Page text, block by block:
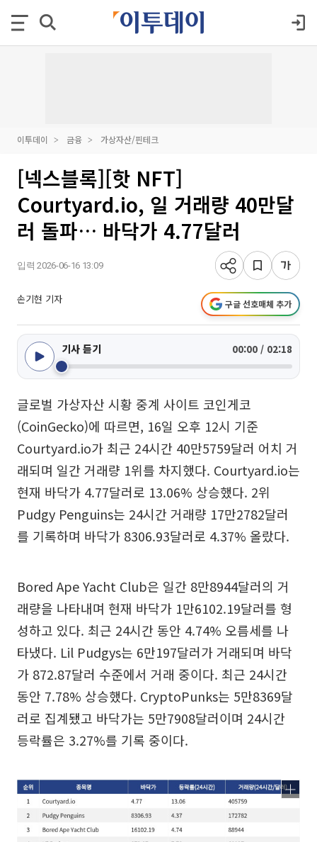
이투데이 금융 가상자산/핀테크
[넥스블록][핫 NFT]
Courtyard.io, 일 거래량 40만달
러 돌파… 바닥가 4.77달러
입력 2026-06-16 13:09
손기현 기자 구글 선호매체 추가
기사 듣기 00:00 / 02:18
글로벌 가상자산 시황 중계 사이트 코인게코
(CoinGecko)에 따르면, 16일 오후 12시 기준
Courtyard.io가 최근 24시간 40만5759달러 어치 거
래되며 일간 거래량 1위를 차지했다. Courtyard.io는
현재 바닥가 4.77달러로 13.06% 상승했다. 2위
Pudgy Penguins는 24시간 거래량 17만2782달러
를 기록하며 바닥가 8306.93달러로 4.37% 올랐다.
Bored Ape Yacht Club은 일간 8만8944달러의 거
래량을 나타내며 현재 바닥가 1만6102.19달러를 형
성하고 있다. 최근 24시간 동안 4.74% 오름세를 나
타냈다. Lil Pudgys는 6만197달러가 거래되며 바닥
가 872.87달러 수준에서 거래 중이다. 최근 24시간
동안 7.78% 상승했다. CryptoPunks는 5만8369달
러로 집계됐고 바닥가는 5만7908달러이며 24시간
등락률은 3.27%를 기록 중이다.